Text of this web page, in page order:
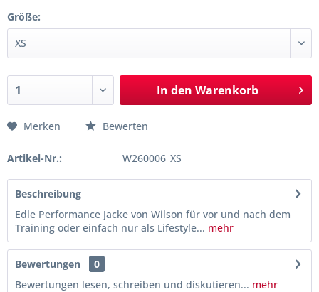
Größe:
In den Warenkorb
Merken Bewerten
Artikel-Nr.: W260006_XS
Beschreibung
Edle Performance Jacke von Wilson für vor und nach dem
Training oder einfach nur als Lifestyle... mehr
Bewertungen
0
Bewertungen lesen, schreiben und diskutieren... mehr